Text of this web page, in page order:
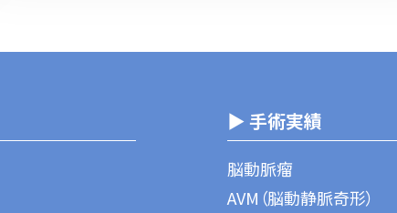
▶ 手術実績
脳動脈瘤
AVM（脳動静脈奇形）